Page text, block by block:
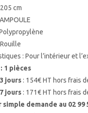
cm
: Pour l’intérieur et
1 pièces
jours : 154€ HT hors frais
jours : 171€ HT hors frais
simple demande au 02 99